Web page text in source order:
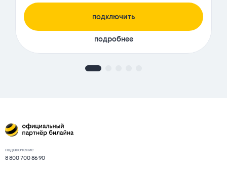
подключить
подробнее
подключение
8 800 700 86 90